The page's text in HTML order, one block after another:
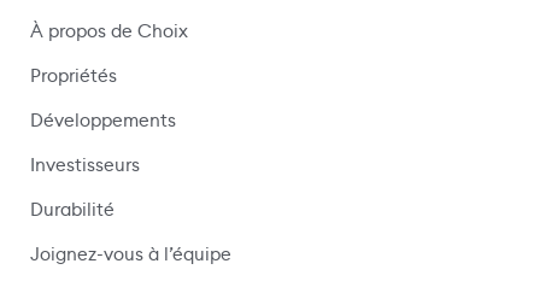
À propos de Choix
Propriétés
Développements
Investisseurs
Durabilité
Joignez-vous à l’équipe